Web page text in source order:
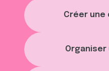
Créer